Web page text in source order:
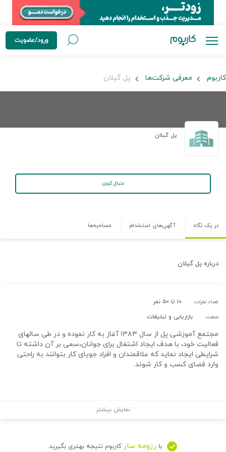
ورود/عضویت
کاربوم معرفی شرکت‌ها پل گیلان
پل گیلان
دنبال کردن
در یک نگاه آگهی‌های استخدام مصاحبه‌ها
درباره پل گیلان
تعداد نفرات: ۱۰ تا ۵۰ نفر
صنعت: بازاریابی و تبلیغات
مجتمع آموزشی پل از سال ۱۳۸۳ آغاز به کار نموده و در طی سالهای
فعالیت خود، با هدف ایجاد اشتغال برای جوانان،سعی بر آن داشته تا
شرایطی ایجاد نماید که علاقمندان و افراد جویای کار بتوانند به راحتی
وارد فضای کسب و کار شوند.
نمایش بیشتر
با رزومه ساز کاربوم نتیجه بهتری بگیرید